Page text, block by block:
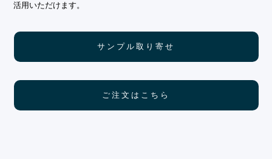
活用いただけます。
サンプル取り寄せ
ご注文はこちら